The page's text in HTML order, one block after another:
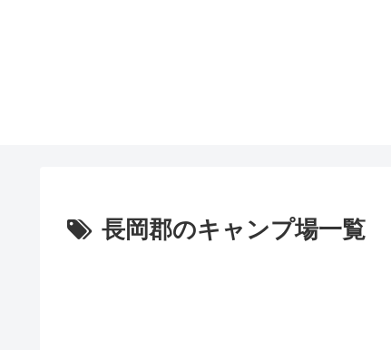
長岡郡のキャンプ場一覧